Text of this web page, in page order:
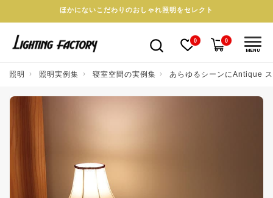
ほかにないこだわりのおしゃれ照明をセレクト
0 0
MENU
照明 照明実例集 寝室空間の実例集 あらゆるシーンにAntique